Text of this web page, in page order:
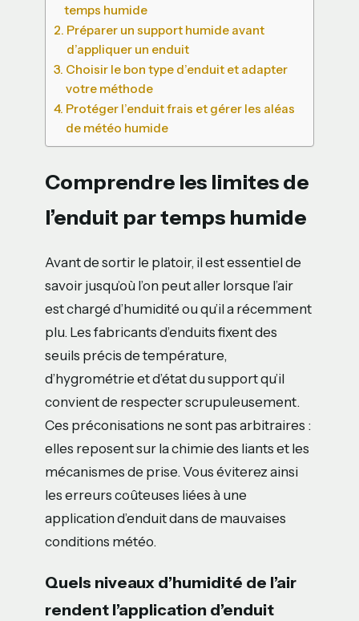
temps humide
Préparer un support humide avant
d’appliquer un enduit
Choisir le bon type d’enduit et adapter
votre méthode
Protéger l’enduit frais et gérer les aléas
de météo humide
Comprendre les limites de
l’enduit par temps humide
Avant de sortir le platoir, il est essentiel de
savoir jusqu’où l’on peut aller lorsque l’air
est chargé d’humidité ou qu’il a récemment
plu. Les fabricants d’enduits fixent des
seuils précis de température,
d’hygrométrie et d’état du support qu’il
convient de respecter scrupuleusement.
Ces préconisations ne sont pas arbitraires :
elles reposent sur la chimie des liants et les
mécanismes de prise. Vous éviterez ainsi
les erreurs coûteuses liées à une
application d’enduit dans de mauvaises
conditions météo.
Quels niveaux d’humidité de l’air
rendent l’application d’enduit